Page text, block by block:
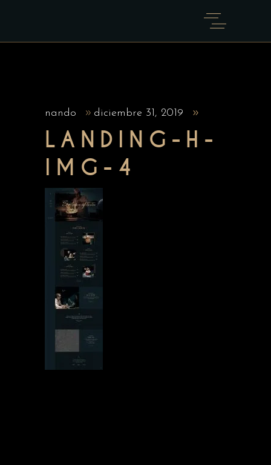
nando diciembre 31, 2019
LANDING-H-
IMG-4